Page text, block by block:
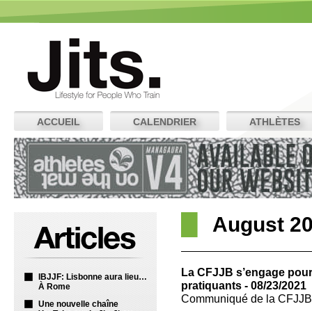
ACCUEIL CALENDRIER ATHLÈTES
IBJJF: Lisbonne aura lieu…
À Rome
Une nouvelle chaîne
August
La CFJJB s’engage
pratiquants - 08/23/2021
Communiqué de la CFJJB